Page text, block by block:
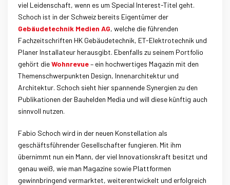
viel Leidenschaft, wenn es um Special Interest-Titel geht.
Schoch ist in der Schweiz bereits Eigentümer der
Gebäudetechnik Medien AG, welche die führenden
Fachzeitschriften HK Gebäudetechnik, ET-Elektrotechnik und
Planer Installateur herausgibt. Ebenfalls zu seinem Portfolio
gehört dieWohnrevue– ein hochwertiges Magazin mit den
Themenschwerpunkten Design, Innenarchitektur und
Architektur. Schoch sieht hier spannende Synergien zu den
Publikationen der Bauhelden Media und will diese künftig auch
sinnvoll nutzen.
Fabio Schoch wird in der neuen Konstellation als
geschäftsführender Gesellschafter fungieren. Mit ihm
übernimmt nun ein Mann, der viel Innovationskraft besitzt und
genau weiß, wie man Magazine sowie Plattformen
gewinnbringend vermarktet, weiterentwickelt und erfolgreich